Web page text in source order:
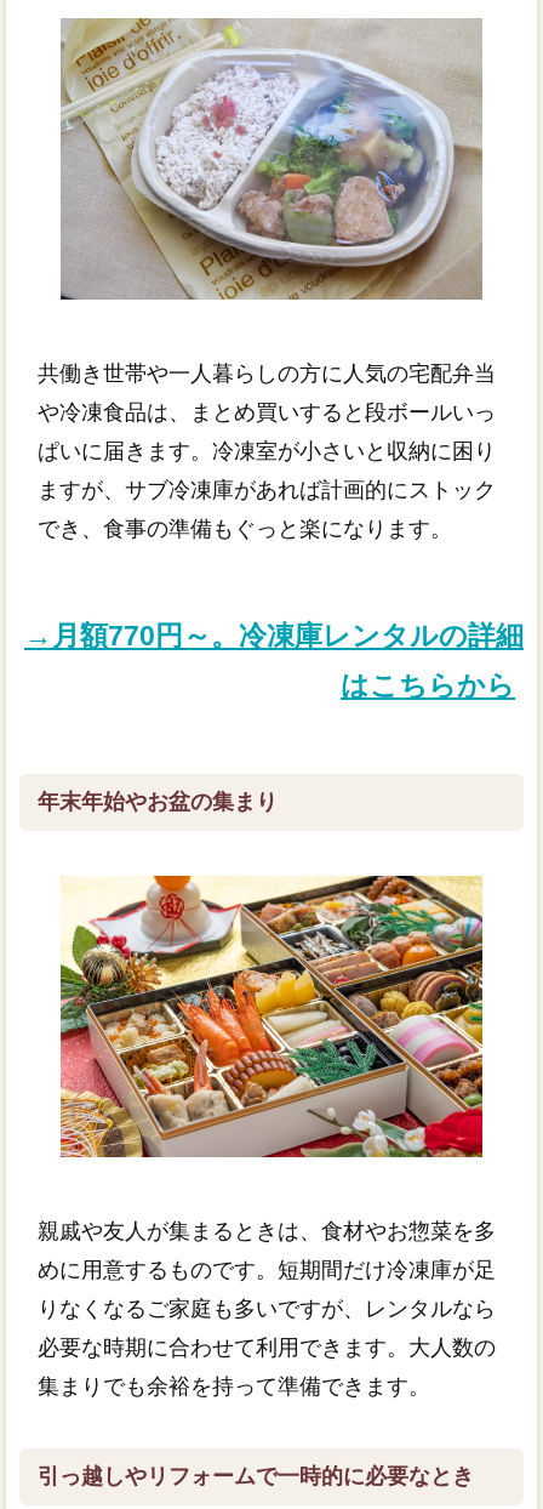
共働き世帯や一人暮らしの方に人気の宅配弁当
や冷凍食品は、まとめ買いすると段ボールいっ
ぱいに届きます。冷凍室が小さいと収納に困り
ますが、サブ冷凍庫があれば計画的にストック
でき、食事の準備もぐっと楽になります。
→月額770円～。冷凍庫レンタルの詳細
はこちらから
年末年始やお盆の集まり
親戚や友人が集まるときは、食材やお惣菜を多
めに用意するものです。短期間だけ冷凍庫が足
りなくなるご家庭も多いですが、レンタルなら
必要な時期に合わせて利用できます。大人数の
集まりでも余裕を持って準備できます。
引っ越しやリフォームで一時的に必要なとき